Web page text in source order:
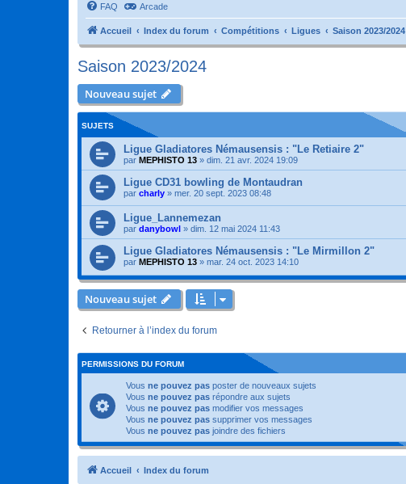
FAQ Arcade
Accueil Index du forum Compétitions Ligues Saison 2023/2024
Saison 2023/2024
Nouveau sujet
SUJETS
Ligue Gladiatores Némausensis : "Le Retiaire 2"
par MEPHISTO 13 » dim. 21 avr. 2024 19:09
Ligue CD31 bowling de Montaudran
par charly » mer. 20 sept. 2023 08:48
Ligue_Lannemezan
par danybowl » dim. 12 mai 2024 11:43
Ligue Gladiatores Némausensis : "Le Mirmillon 2"
par MEPHISTO 13 » mar. 24 oct. 2023 14:10
Nouveau sujet
Retourner à l’index du forum
PERMISSIONS DU FORUM
Vous ne pouvez pas poster de nouveaux sujets
Vous ne pouvez pas répondre aux sujets
Vous ne pouvez pas modifier vos messages
Vous ne pouvez pas supprimer vos messages
Vous ne pouvez pas joindre des fichiers
Accueil Index du forum